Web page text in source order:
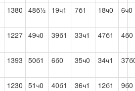
1380 48б½ 19ч1 7б1 18ч0 6ч0
1227 49ч0 39б1 33ч1 47б1 4б0
1393 50б1 6б0 35ч0 34ч1
1230 51ч0 40б1 36ч1 12б1 9б0